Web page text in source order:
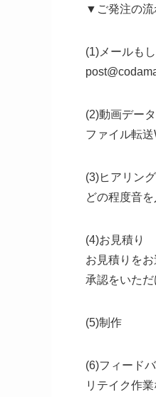
▼ご発注の流
(1)メールも
(2)動画デー
ファイル転
(3)ヒアリング
どの程度音
(4)お見積り
お見積りをお
承認をいた
(5)制作
(6)フィード
リテイク作業